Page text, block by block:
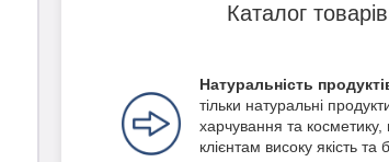
Каталог
Натуральність
тільки натуральні
харчування та
клієнтам високу якість та